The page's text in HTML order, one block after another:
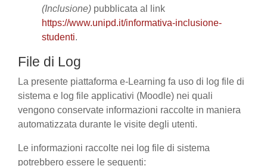
(Inclusione) pubblicata al link
https://www.unipd.it/informativa-inclusione-
studenti.
File di Log
La presente piattaforma e-Learning fa uso di log file di
sistema e log file applicativi (Moodle) nei quali
vengono conservate informazioni raccolte in maniera
automatizzata durante le visite degli utenti.
Le informazioni raccolte nei log file di sistema
potrebbero essere le seguenti: